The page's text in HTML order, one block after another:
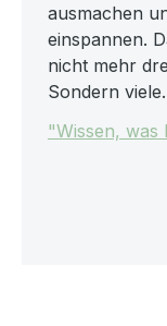
ausmachen
einspannen.
nicht mehr
Sondern viele.
"Wissen, was